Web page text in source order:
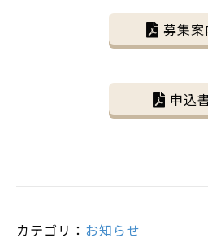
募集案
申込
カテゴリ： お知らせ